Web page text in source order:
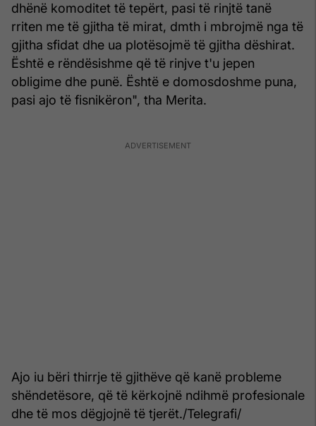
dhënë komoditet të tepërt, pasi të rinjtë tanë
rriten me të gjitha të mirat, dmth i mbrojmë nga të
gjitha sfidat dhe ua plotësojmë të gjitha dëshirat.
Është e rëndësishme që të rinjve t'u jepen
obligime dhe punë. Është e domosdoshme puna,
pasi ajo të fisnikëron", tha Merita.
Ajo iu bëri thirrje të gjithëve që kanë probleme
shëndetësore, që të kërkojnë ndihmë profesionale
dhe të mos dëgjojnë të tjerët./Telegrafi/